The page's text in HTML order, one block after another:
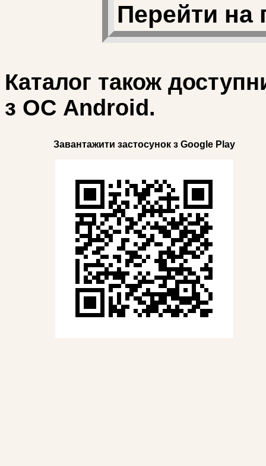
Перейти на
Каталог також
з ОС Android.
Завантажити застосунок з Google Play